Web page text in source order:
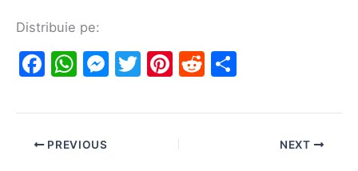
Distribuie pe:
F
c
e
W
at
s
M
s
T
itt
Pi
er
e
R
d ar
PREVIOUS NEXT